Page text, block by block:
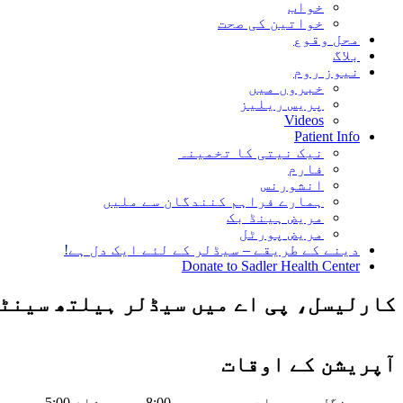
خواب
خواتین کی صحت
محل وقوع
بلاگ
نیوز روم
خبروں میں
پریس ریلیز
Videos
Patient Info
نیک نیتی کا تخمینہ
فارم
انشورنس
ہمارے فراہم کنندگان سے ملیں
مریض ہینڈ بک
مریض پورٹل
دینے کے طریقے – سیڈلر کے لئے ایک دل ہے!
Donate to Sadler Health Center
کارلیسل، پی اے میں سیڈلر ہیلتھ
آپریشن کے اوقات